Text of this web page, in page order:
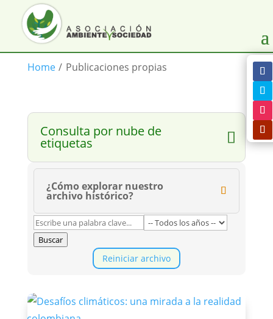
Home / Publicaciones propias
Consulta por nube de
etiquetas
¿Cómo explorar nuestro
archivo histórico?
Buscar
Reiniciar archivo